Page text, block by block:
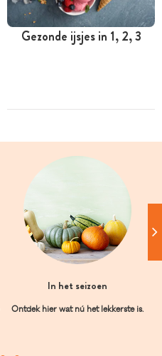
Gezonde ijsjes in 1, 2, 3
In het seizoen
Ontdek hier wat nú het lekkerste is.